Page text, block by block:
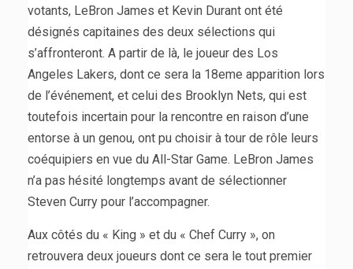
votants, LeBron James et Kevin Durant ont été
désignés capitaines des deux sélections qui
s’affronteront. A partir de là, le joueur des Los
Angeles Lakers, dont ce sera la 18eme apparition lors
de l’événement, et celui des Brooklyn Nets, qui est
toutefois incertain pour la rencontre en raison d’une
entorse à un genou, ont pu choisir à tour de rôle leurs
coéquipiers en vue du All-Star Game. LeBron James
n’a pas hésité longtemps avant de sélectionner
Steven Curry pour l’accompagner.
Aux côtés du « King » et du « Chef Curry », on
retrouvera deux joueurs dont ce sera le tout premier